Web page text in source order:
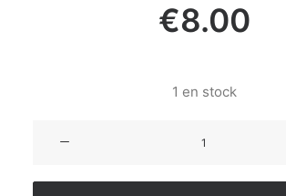
€8.00
1 en stock